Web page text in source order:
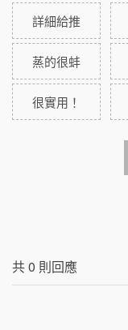
詳細給推
蒸的很蚌
很實用！
共0 則回應